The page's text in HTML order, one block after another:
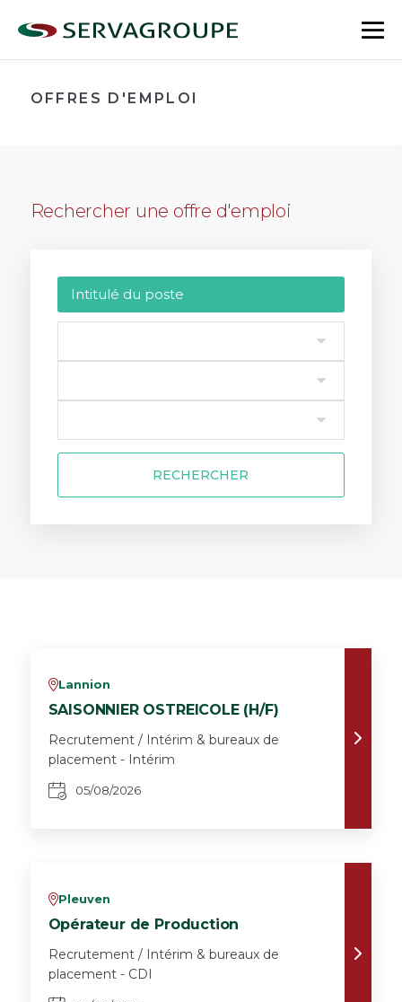
OFFRES D'EMPLOI
Rechercher une offre d'emploi
RECHERCHER
vLannion
SAISONNIER OSTREICOLE (H/F)
Recrutement / Intérim & bureaux de
placement - Intérim
05/08/2026
vPleuven
Opérateur de Production
Recrutement / Intérim & bureaux de
placement - CDI